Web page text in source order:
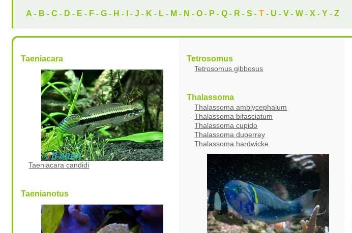
A - B -C - D - E - F -G - H - -J - K - L - M - N -O - P -Q - R -S -T - U -V -W - X - Y -Z
Taeniacara
Taeniacara candidi
Taenianotus
Tetrosomus
Tetrosomus gibbosus
Thalassoma
Thalassoma amblycephalum
Thalassoma bifasciatum
Thalassoma cupido
Thalassoma duperrey
Thalassoma hardwicke